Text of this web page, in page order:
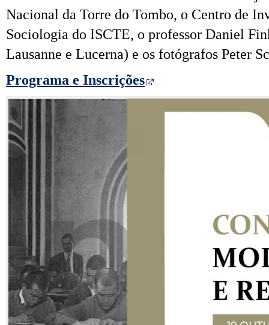
Nacional da Torre do Tombo, o Centro de
Sociologia do ISCTE, o professor Daniel
Lausanne e Lucerna) e os fotógrafos Peter
Programa e Inscrições